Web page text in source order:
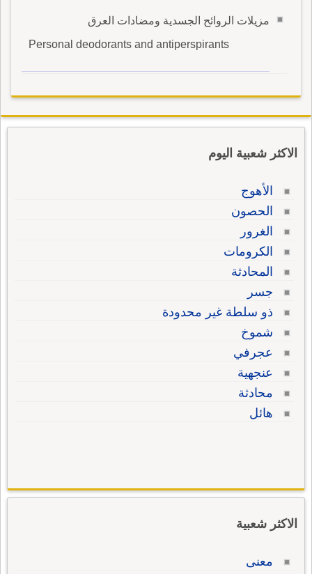
مزيلات الروائح الجسدية ومضادات العرق
Personal deodorants and antiperspirants
الاكثر شعبية اليوم
الأهوج
الحصون
الغرور
الكرومات
المحادثة
جسر
ذو سلطة غير محدودة
شموخ
عجرفي
عنجهية
محادثة
هائل
الاكثر شعبية
معنى